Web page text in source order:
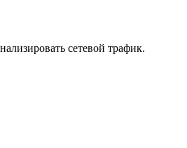
сетевой трафик.